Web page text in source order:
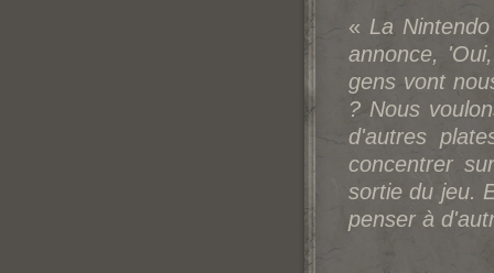
« La
annonce,
gens vont
? Nous
d'autres
concentrer
sortie du jeu.
penser à